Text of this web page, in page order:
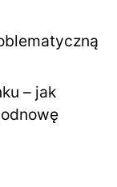
– jak